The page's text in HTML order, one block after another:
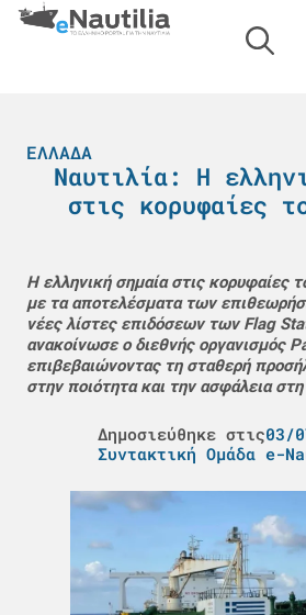
ΕΛΛΆΔΑ
Ναυτιλία: Η
στις κορυφαίες
Η ελληνική σημαία στις κορυφαίες
με τα αποτελέσματα των
νέες λίστες επιδόσεων των Flag
ανακοίνωσε ο διεθνής οργανισμός
επιβεβαιώνοντας τη σταθερή
στην ποιότητα και την ασφάλεια στη
Δημοσιεύθηκε στις03/
Συντακτική Ομάδα e-